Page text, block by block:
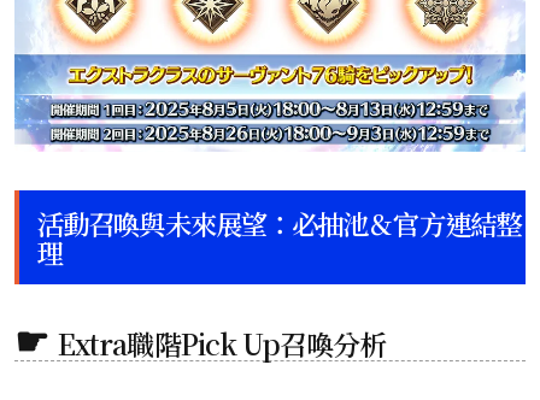
活動召喚與未來展望：必抽池＆官方連結整
理
Extra職階Pick Up召喚分析